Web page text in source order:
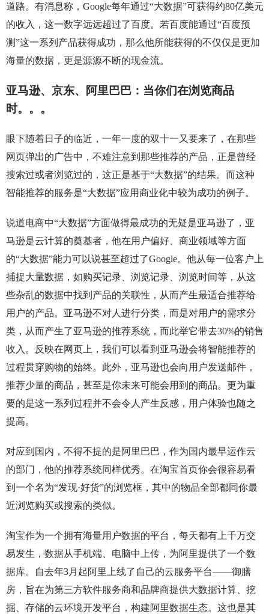
道路。有消息称，Google每年通过“大数据”可获得约80亿美元
的收入，这一数字远远超过了百度。若百度能通过“百度预
测”这一系列产品获得成功，那么他所能获得的不仅仅是更加
海量的数据，更是源源不断的现金流。
亚马逊、京东、阿里巴巴：当你们在浏览商品
时。。。
眼下随着日子的临近，一年一度的双十一又要来了，在那些
网页弹出的广告中，不难注意到那些推荐的产品，正是曾经
搜索过或者浏览过的，这正是基于“大数据”的结果。而这种
智能推荐的服务是“大数据”应用商业化中较为成功的例子。
说道电商中“大数据”方面做得最成功的无疑是亚马逊了，亚
马逊是云计算的奠基者，他在用户偏好、商业领域等方面
的“大数据”能力可以说甚至超过了Google。他从每一位客户上
捕捉大量数据，如购买记录、浏览记录、浏览时间等，从这
些杂乱的数据中找到产品的关联性，从而产生最适合推荐给
用户的产品。亚马逊不对人进行分类，而是对用户的需求分
类，从而产生了亚马逊的推荐系统，而此举它带去30%的销售
收入。反映在网页上，我们可以看到亚马逊会将智能推荐的
过程贯穿购物的始终。此外，亚马逊也会向用户发送邮件，
推荐少量的商品，甚至是你未来可能会用到的商品。更为重
要的是这一系列过程并不会令人产生反感，用户体验也随之
提高。
对应到国内，不得不提的是阿里巴巴，作为国内最早运作云
的部门，他的推荐系统同样优秀。在淘宝首页你会很容易看
到一个名为“发现·好货”的浏览框，其中的物品全部都同你最
近浏览购买或搜索的类似。
淘宝作为一个拥有海量用户数据的平台，每天都有上千万交
易发生，数据从手机端、电脑中上传，为阿里提供了一个数
据库。自去年3月起阿里上线了自己的云服务平台——御膳
房，旨在为第三方软件服务商和品牌商提供大数据计算、挖
掘、存储的云环境开发平台，构建阿里数据生态。这也是其